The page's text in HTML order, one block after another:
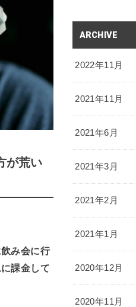
が荒い
み会に行
課金して
ARCHIVE
2022年11月
2021年11月
2021年6月
2021年3月
2021年2月
2021年1月
2020年12月
2020年11月